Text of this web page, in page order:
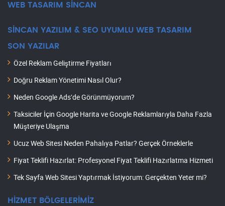
WEB TASARIM SİNCAN
SİNCAN YAZILIM & SEO UYUMLU WEB TASARIM
SON YAZILAR
Özel Reklam Geliştirme Fiyatları
Doğru Reklam Yönetimi Nasıl Olur?
Neden Google Ads’de Görünmüyorum?
Taksiciler İçin Google Harita ve Google Reklamlarıyla Daha Fazla
Müşteriye Ulaşma
Ucuz Web Sitesi Neden Pahalıya Patlar? Gerçek Örneklerle
Fiyat Teklifi Hazırlat: Profesyonel Fiyat Teklifi Hazırlatma Hizmeti
Tek Sayfa Web Sitesi Yaptırmak İstiyorum: Gerçekten Yeter mi?
HİZMET BÖLGELERİMİZ